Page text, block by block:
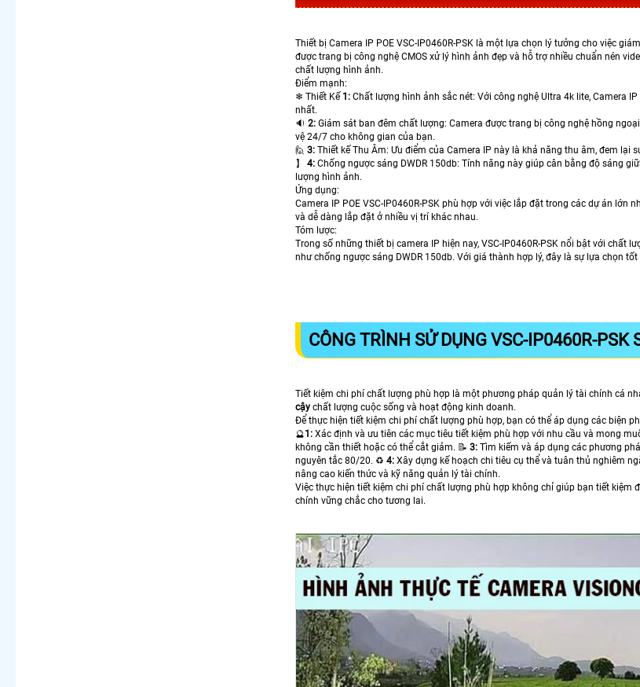
Thiết bị Camera IP POE VSC-IP0460R-PSK là một lựa chọn lý tưởng cho việc
được trang bị công nghệ CMOS xử lý hình ảnh đẹp và hỗ trợ nhiều chuẩn nén
chất lượng hình ảnh.
Điểm mạnh:
❄ Thiết Kế 1: Chất lượng hình ảnh sắc nét: Với công nghệ Ultra 4k lite, Camera
nhất.
🔉 2: Giám sát ban đêm chất lượng: Camera được trang bị công nghệ hồng
vệ 24/7 cho không gian của bạn.
🙋 3: Thiết kế Thu Âm: Ưu điểm của Camera IP này là khả năng thu âm, đem
】 4: Chống ngược sáng DWDR 150db: Tính năng này giúp cân bằng độ sáng
lượng hình ảnh.
Ứng dụng:
Camera IP POE VSC-IP0460R-PSK phù hợp với việc lắp đặt trong các dự án
và dễ dàng lắp đặt ở nhiều vị trí khác nhau.
Tóm lược:
Trong số những thiết bị camera IP hiện nay, VSC-IP0460R-PSK nổi bật với
như chống ngược sáng DWDR 150db. Với giá thành hợp lý, đây là sự lựa chọn
CÔNG TRÌNH SỬ DỤNG VSC-IP0460R-PSK
Tiết kiệm chi phí chất lượng phù hợp là một phương pháp quản lý tài chính cá
cậy chất lượng cuộc sống và hoạt động kinh doanh.
Để thực hiện tiết kiệm chi phí chất lượng phù hợp, bạn có thể áp dụng các biện
🔮1: Xác định và ưu tiên các mục tiêu tiết kiệm phù hợp với nhu cầu và mong
không cần thiết hoặc có thể cắt giảm. 📝 3: Tìm kiếm và áp dụng các phương
nguyên tắc 80/20. ♻ 4: Xây dựng kế hoạch chi tiêu cụ thể và tuân thủ nghiêm
nâng cao kiến thức và kỹ năng quản lý tài chính.
Việc thực hiện tiết kiệm chi phí chất lượng phù hợp không chỉ giúp bạn tiết
chính vững chắc cho tương lai.